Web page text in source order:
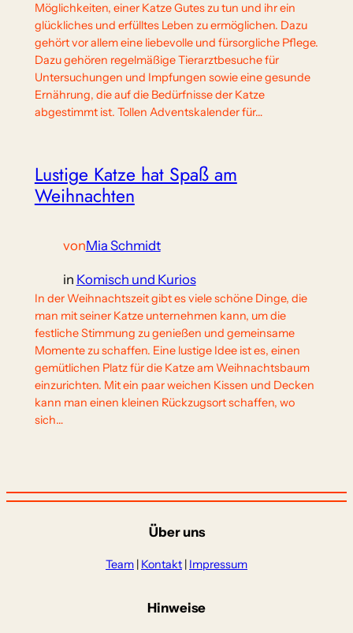
Möglichkeiten, einer Katze Gutes zu tun und ihr ein
glückliches und erfülltes Leben zu ermöglichen. Dazu
gehört vor allem eine liebevolle und fürsorgliche Pflege.
Dazu gehören regelmäßige Tierarztbesuche für
Untersuchungen und Impfungen sowie eine gesunde
Ernährung, die auf die Bedürfnisse der Katze
abgestimmt ist. Tollen Adventskalender für…
Lustige Katze hat Spaß am
Weihnachten
vonMia Schmidt
in Komisch und Kurios
In der Weihnachtszeit gibt es viele schöne Dinge, die
man mit seiner Katze unternehmen kann, um die
festliche Stimmung zu genießen und gemeinsame
Momente zu schaffen. Eine lustige Idee ist es, einen
gemütlichen Platz für die Katze am Weihnachtsbaum
einzurichten. Mit ein paar weichen Kissen und Decken
kann man einen kleinen Rückzugsort schaffen, wo
sich…
Über uns
Team | Kontakt | Impressum
Hinweise